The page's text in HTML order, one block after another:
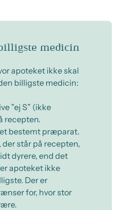
medicin
apoteket ikke skal
billigste medicin:
”ej S” (ikke
recepten.
bestemt præparat.
står på recepten,
dyrere, end det
apoteket ikke
Der er
for, hvor stor